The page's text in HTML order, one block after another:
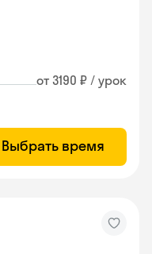
от 3190 ₽ / урок
Выбрать время